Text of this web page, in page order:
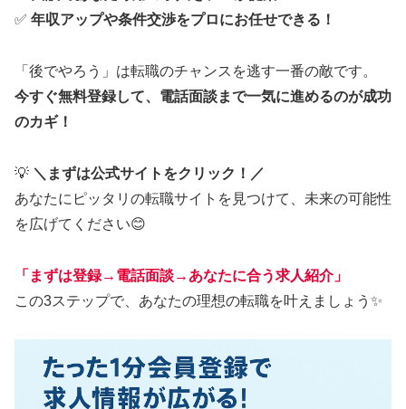
✅ 年収アップや条件交渉をプロにお任せできる！
「後でやろう」は転職のチャンスを逃す一番の敵です。
今すぐ無料登録して、電話面談まで一気に進めるのが成功
のカギ！
💡 ＼まずは公式サイトをクリック！／
あなたにピッタリの転職サイトを見つけて、未来の可能性
を広げてください😊
「 まずは登録→電話面談→あなたに合う求人紹介」
この3ステップで、あなたの理想の転職を叶えましょう✨